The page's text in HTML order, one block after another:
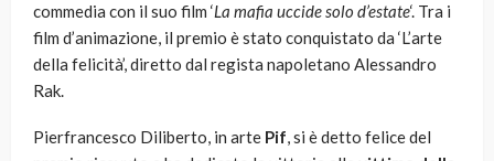
commedia con il suo film ‘La mafia uccide solo d’estate‘. Tra i
film d’animazione, il premio è stato conquistato da ‘L’arte
della felicità’, diretto dal regista napoletano Alessandro
Rak.
Pierfrancesco Diliberto, in arte Pif, si è detto felice del